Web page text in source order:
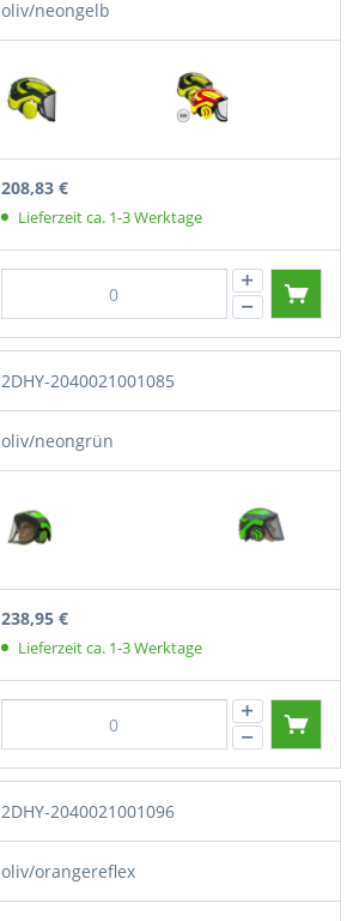
oliv/neongelb
208,83 €
Lieferzeit ca. 1-3 Werktage
2DHY-2040021001085
oliv/neongrün
238,95 €
Lieferzeit ca. 1-3 Werktage
2DHY-2040021001096
oliv/orangereflex